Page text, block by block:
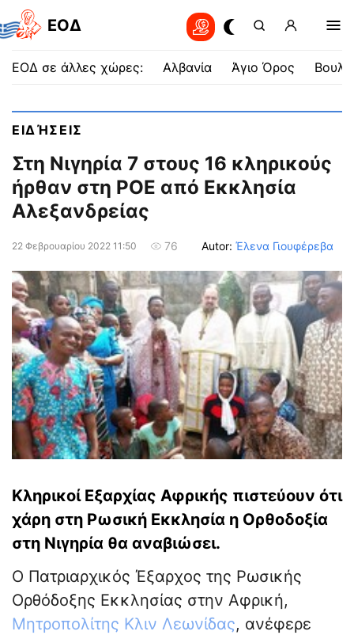
EOΔ
ΕΟΔ σε άλλες χώρες: Αλβανία Άγιο Όρος
ΕΙΔΉΣΕΙΣ
Στη Νιγηρία 7 στους 16 κληρικούς
ήρθαν στη ΡΟΕ από Εκκλησία
Αλεξανδρείας
22 Φεβρουαρίου 2022 11:50 76 Autor: Έλενα Γιουφέρεβα
Κληρικοί Εξαρχίας Αφρικής πιστεύουν ότι
χάρη στη Ρωσική Εκκλησία η Ορθοδοξία
στη Νιγηρία θα αναβιώσει.
Ο Πατριαρχικός Έξαρχος της Ρωσικής
Ορθόδοξης Εκκλησίας στην Αφρική,
Μητροπολίτης Κλιν Λεωνίδας, ανέφερε